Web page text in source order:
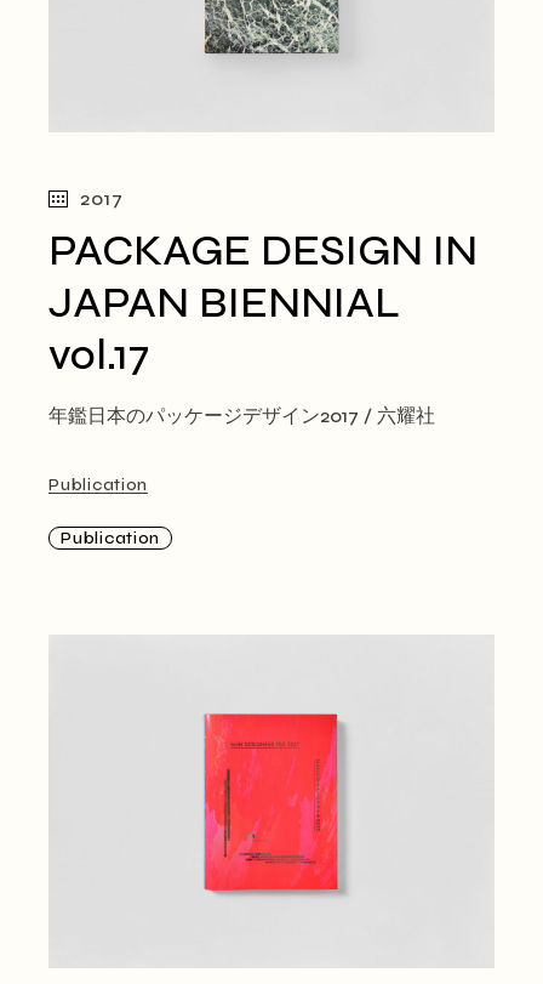
2017
PACKAGE DESIGN IN
JAPAN BIENNIAL
vol.17
年鑑日本のパッケージデザイン2017 / 六耀社
Publication
Publication